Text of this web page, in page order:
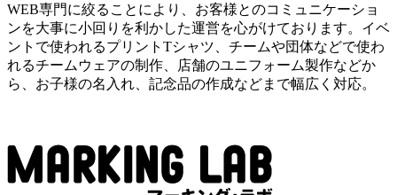
WEB専門に絞ることにより、お客様とのコミュニケーショ
ンを大事に小回りを利かした運営を心がけております。イベ
ントで使われるプリントTシャツ、チームや団体などで使わ
れるチームウェアの制作、店舗のユニフォーム製作などか
ら、お子様の名入れ、記念品の作成などまで幅広く対応。